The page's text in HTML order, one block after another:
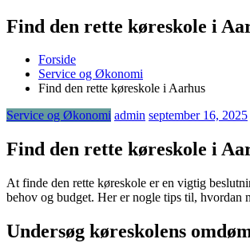
Find den rette køreskole i
Forside
Service og Økonomi
Find den rette køreskole i Aarhus
Service og Økonomi admin september 16, 2025
Find den rette køreskole i
At finde den rette køreskole er en vigtig
behov og budget. Her er nogle tips til, hvordan
Undersøg køreskolens